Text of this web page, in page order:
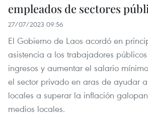
empleados de sectores
27/07/2023 09:56
El Gobierno de Laos acordó en
asistencia a los trabajadores
ingresos y aumentar el salario
el sector privado en aras de ayudar
locales a superar la inflación
medios locales.